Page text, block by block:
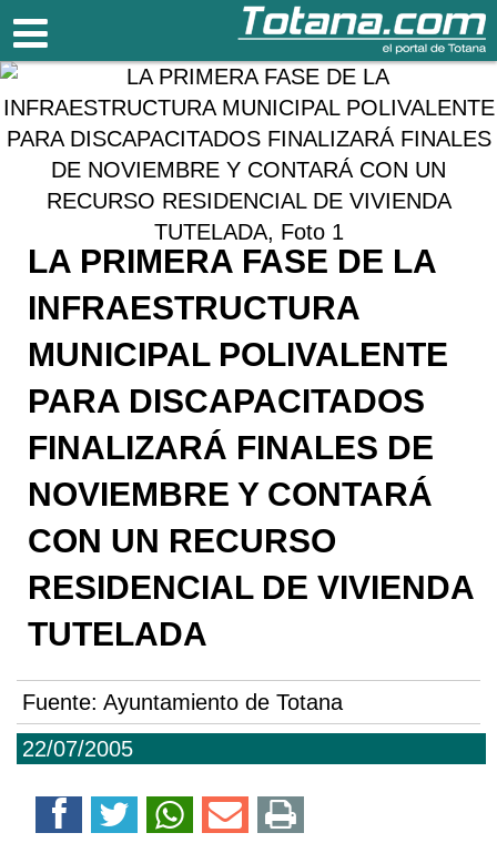
Totana.com
22/07/2005
LA PRIMERA FASE DE LA
INFRAESTRUCTURA
MUNICIPAL POLIVALENTE
PARA DISCAPACITADOS
FINALIZARÁ FINALES DE
NOVIEMBRE Y CONTARÁ
CON UN RECURSO
RESIDENCIAL DE VIVIENDA
TUTELADA
Fuente: Ayuntamiento de Totana